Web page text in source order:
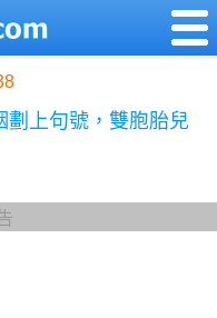
劃上句號，雙胞胎兒